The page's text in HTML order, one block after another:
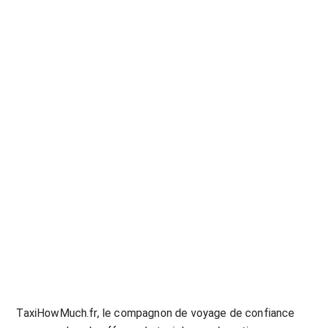
TaxiHowMuch.fr, le compagnon de voyage de confiance